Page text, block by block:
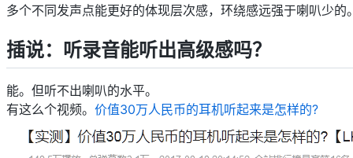
多个不同发声点能更好的体现层次感，环绕感远强于喇叭少的
插说：听录音能听出高级感吗？
能。但听不出喇叭的水平。
有这么个视频。 价值30万人民币的耳机听起来是怎样的?